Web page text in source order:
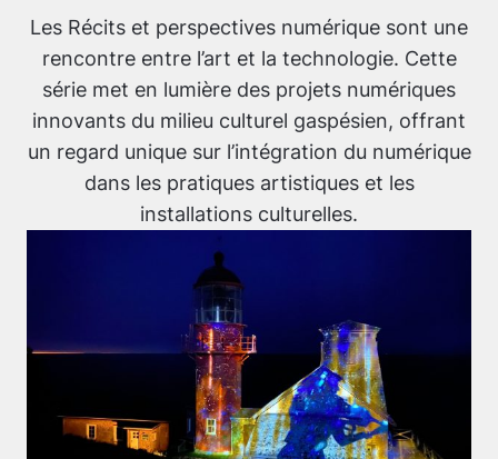
Les Récits et perspectives numérique sont une
rencontre entre l’art et la technologie. Cette
série met en lumière des projets numériques
innovants du milieu culturel gaspésien, offrant
un regard unique sur l’intégration du numérique
dans les pratiques artistiques et les
installations culturelles.